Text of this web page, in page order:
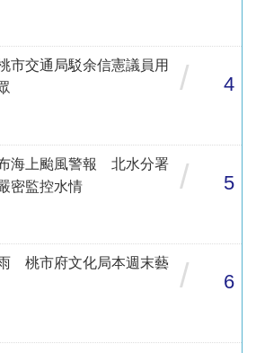
市交通局駁余信憲議員用
/ 4
海上颱風警報 北水分署
密監控水情
/ 5
桃市府文化局本週末藝
/ 6